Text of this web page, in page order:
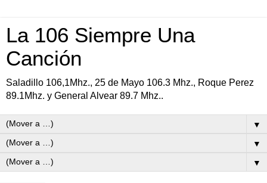
La 106 Siempre Una
Canción
Saladillo 106,1Mhz., 25 de Mayo 106.3 Mhz., Roque Perez
89.1Mhz. y General Alvear 89.7 Mhz..
▼
▼
▼